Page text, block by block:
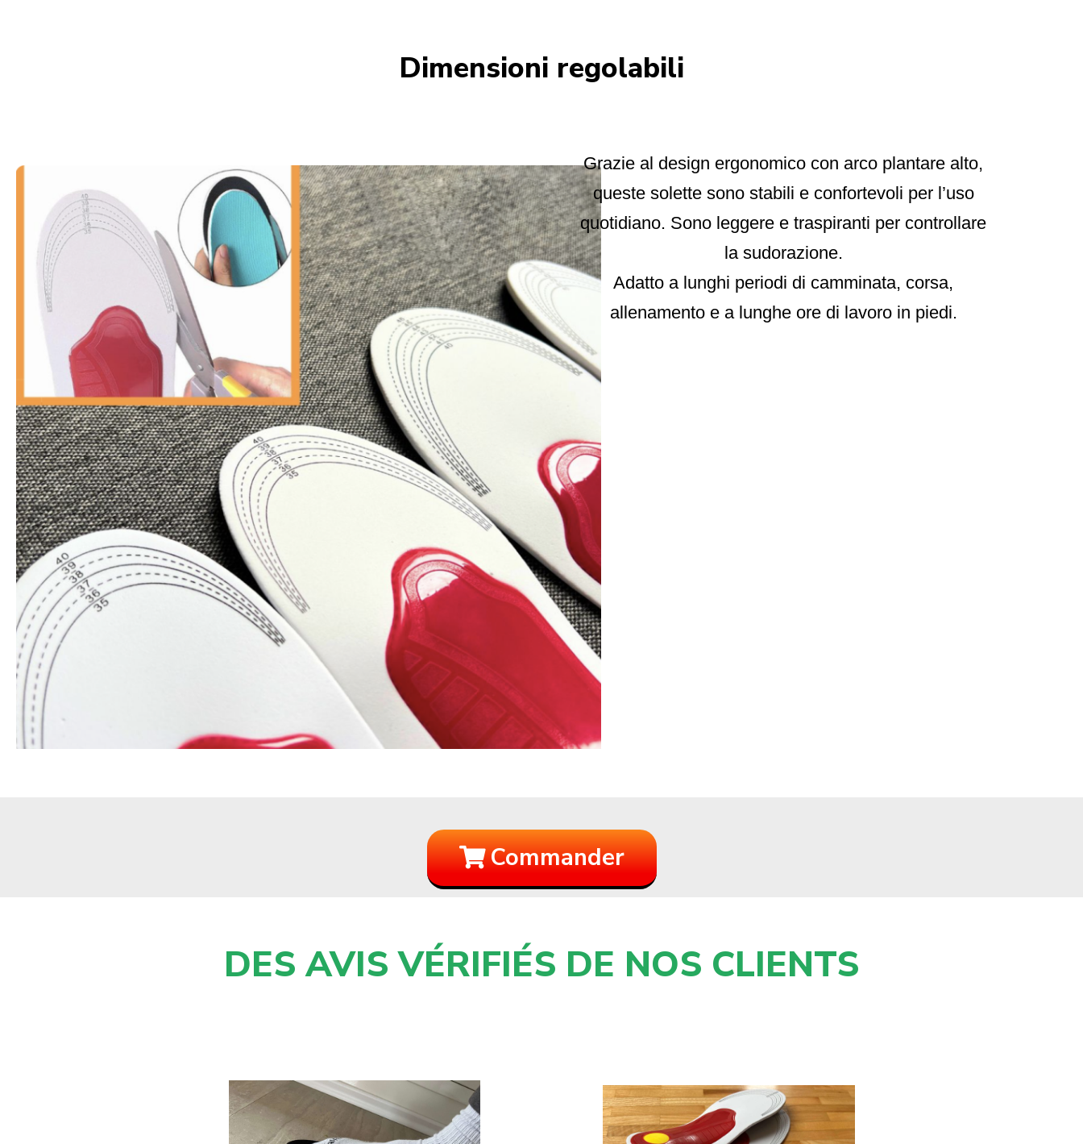
Dimensioni regolabili
Grazie al design ergonomico con arco plantare alto,
queste solette sono stabili e confortevoli per l’uso
quotidiano. Sono leggere e traspiranti per controllare
la sudorazione.
Adatto a lunghi periodi di camminata, corsa,
allenamento e a lunghe ore di lavoro in piedi.
Commander
DES AVIS VÉRIFIÉS DE NOS CLIENTS